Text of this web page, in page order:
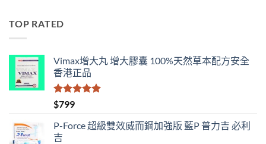
TOP RATED
Vimax增大丸 增大膠囊 100%天然草本配方安全
香港正品
評分
滿分 5
$799
P-Force 超級雙效威而鋼加強版 藍P 普力吉 必利
吉